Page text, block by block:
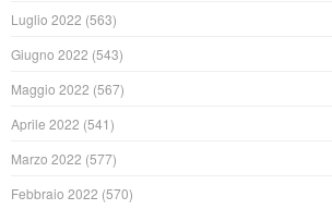
Luglio 2022 (563)
Giugno 2022 (543)
Maggio 2022 (567)
Aprile 2022 (541)
Marzo 2022 (577)
Febbraio 2022 (570)